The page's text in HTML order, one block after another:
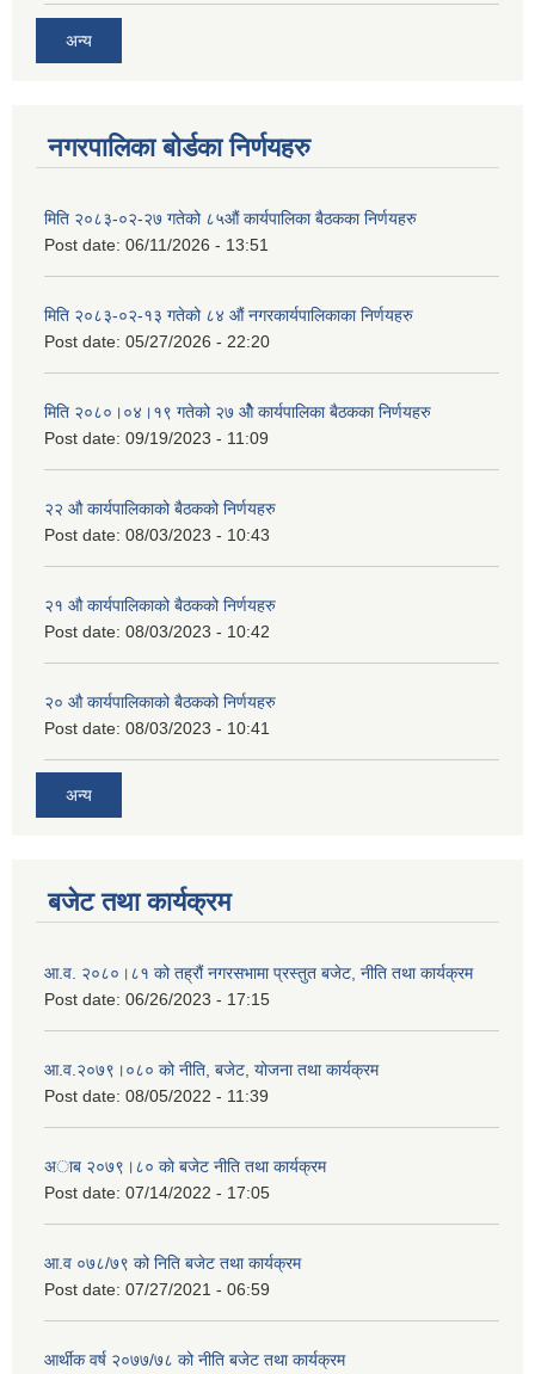
अन्य
नगरपालिका बोर्डका निर्णयहरु
मिति २०८३-०२-२७ गतेको ८५औं कार्यपालिका बैठकका निर्णयहरु
Post date: 06/11/2026 - 13:51
मिति २०८३-०२-१३ गतेको ८४ औं नगरकार्यपालिकाका निर्णयहरु
Post date: 05/27/2026 - 22:20
मिति २०८०।०४।१९ गतेको २७ ‌‍‌ओेै कार्यपालिका बैठकका निर्णयहरु
Post date: 09/19/2023 - 11:09
२‍२ औ कार्यपालिकाको बैठकको निर्णयहरु
Post date: 08/03/2023 - 10:43
२‍१ औ कार्यपालिकाको बैठकको निर्णयहरु
Post date: 08/03/2023 - 10:42
२‍० औ कार्यपालिकाको बैठकको निर्णयहरु
Post date: 08/03/2023 - 10:41
अन्य
बजेट तथा कार्यक्रम
आ.व. २०८०।८१ को तह्रौं नगरसभामा प्रस्तुत बजेट, नीति तथा कार्यक्रम
Post date: 06/26/2023 - 17:15
आ.व.२०७९।०८० को नीति, बजेट, योजना तथा कार्यक्रम
Post date: 08/05/2022 - 11:39
अाब २०७९।८० काे बजेट नीति तथा कार्यक्रम
Post date: 07/14/2022 - 17:05
आ.व ०७८/७९ को निति बजेट तथा कार्यक्रम
Post date: 07/27/2021 - 06:59
आर्थीक वर्ष २०७७/७८ को नीति बजेट तथा कार्यक्रम